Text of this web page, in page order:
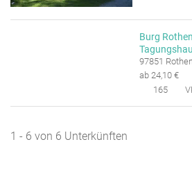
Burg
97851
ab 24,10 €
165
1 - 6 von 6 Unterkünften